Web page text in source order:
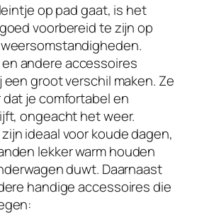
op pad gaat, is het
voorbereid te zijn op
andere accessoires
groot verschil maken. Ze
je comfortabel en
ongeacht het weer.
ideaal voor koude dagen,
lekker warm houden
duwt. Daarnaast
handige accessoires die